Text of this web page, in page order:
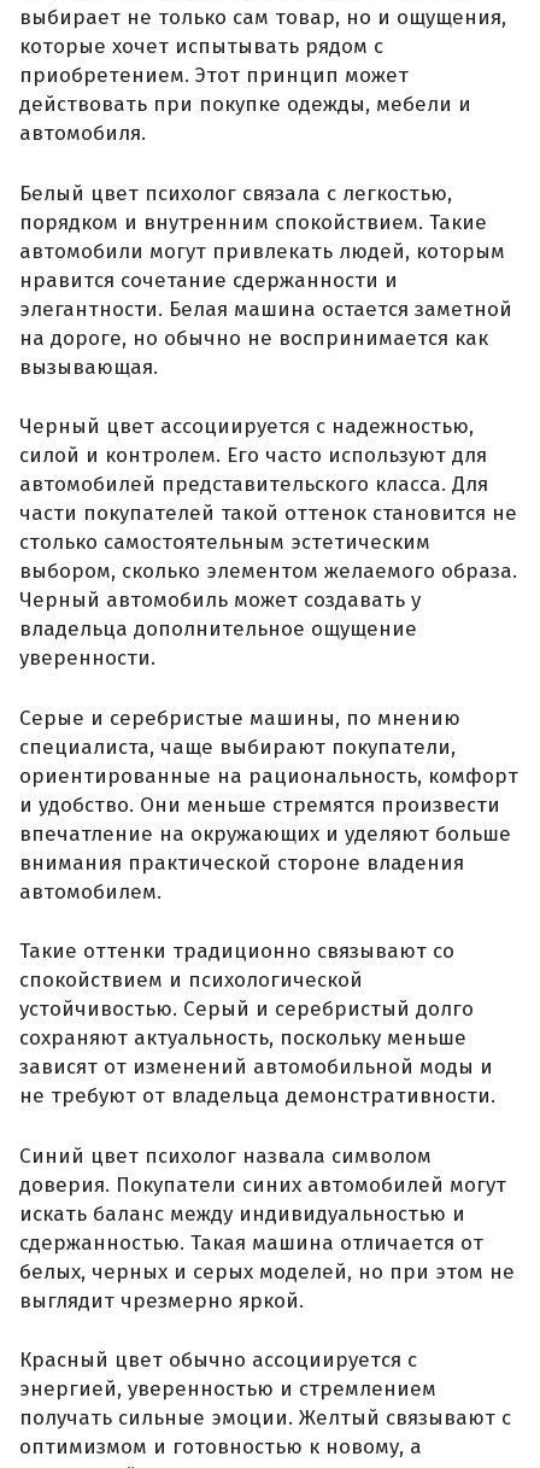
выбирает не только сам товар, но и ощущения,
которые хочет испытывать рядом с
приобретением. Этот принцип может
действовать при покупке одежды, мебели и
автомобиля.
Белый цвет психолог связала с легкостью,
порядком и внутренним спокойствием. Такие
автомобили могут привлекать людей, которым
нравится сочетание сдержанности и
элегантности. Белая машина остается заметной
на дороге, но обычно не воспринимается как
вызывающая.
Черный цвет ассоциируется с надежностью,
силой и контролем. Его часто используют для
автомобилей представительского класса. Для
части покупателей такой оттенок становится не
столько самостоятельным эстетическим
выбором, сколько элементом желаемого образа.
Черный автомобиль может создавать у
владельца дополнительное ощущение
уверенности.
Серые и серебристые машины, по мнению
специалиста, чаще выбирают покупатели,
ориентированные на рациональность, комфорт
и удобство. Они меньше стремятся произвести
впечатление на окружающих и уделяют больше
внимания практической стороне владения
автомобилем.
Такие оттенки традиционно связывают со
спокойствием и психологической
устойчивостью. Серый и серебристый долго
сохраняют актуальность, поскольку меньше
зависят от изменений автомобильной моды и
не требуют от владельца демонстративности.
Синий цвет психолог назвала символом
доверия. Покупатели синих автомобилей могут
искать баланс между индивидуальностью и
сдержанностью. Такая машина отличается от
белых, черных и серых моделей, но при этом не
выглядит чрезмерно яркой.
Красный цвет обычно ассоциируется с
энергией, уверенностью и стремлением
получать сильные эмоции. Желтый связывают с
оптимизмом и готовностью к новому, а